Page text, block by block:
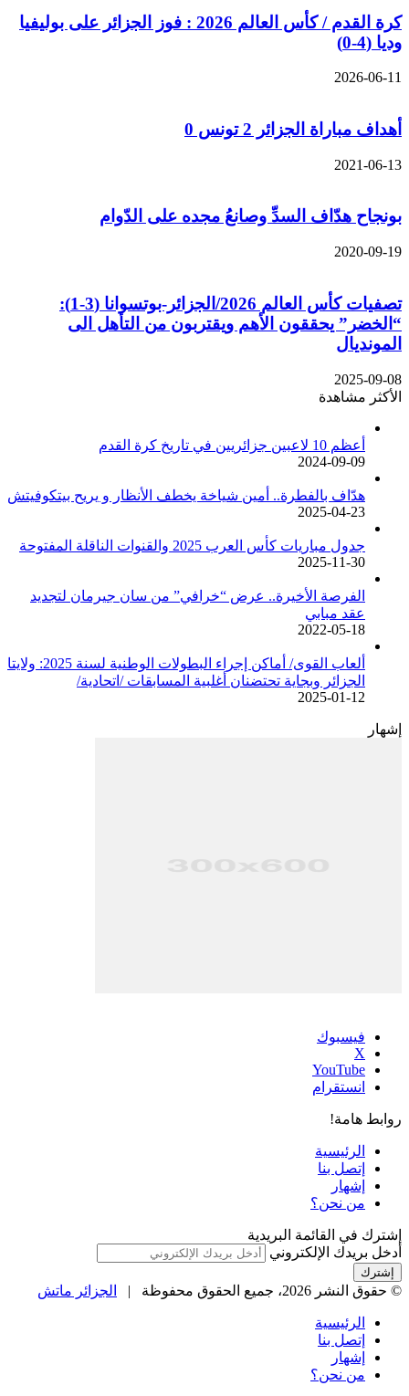
كرة القدم / كأس العالم 2026 : فوز الجزائر على بوليفيا
وديا (4-0)
2026-06-11
أهداف مباراة الجزائر 2 تونس 0
2021-06-13
بونجاح هدّاف السدِّ وصانعُ مجده على الدّوام
2020-09-19
تصفيات كأس العالم 2026/الجزائر-بوتسوانا (3-1):
“الخضر” يحققون الأهم ويقتربون من التأهل الى
المونديال
2025-09-08
الأكثر مشاهدة
أعظم 10 لاعبين جزائريين في تاريخ كرة القدم
2024-09-09
هدّاف بالفطرة.. أمين شياخة يخطف الأنظار و يريح بيتكوفيتش
2025-04-23
جدول مباريات كأس العرب 2025 والقنوات الناقلة المفتوحة
2025-11-30
الفرصة الأخيرة.. عرض “خرافي” من سان جيرمان لتجديد
عقد مبابي
2022-05-18
ألعاب القوى/ أماكن إجراء البطولات الوطنية لسنة 2025: ولايتا
الجزائر وبجاية تحتضنان أغلبية المسابقات /اتحادية/
2025-01-12
إشهار
فيسبوك
‫X
‫YouTube
انستقرام
روابط هامة!
الرئيسية
إتصل بنا
إشهار
من نحن؟
إشترك في القائمة البريدية
أدخل بريدك الإلكتروني
© حقوق النشر 2026، جميع الحقوق محفوظة | الجزائر ماتش
الرئيسية
إتصل بنا
إشهار
من نحن؟